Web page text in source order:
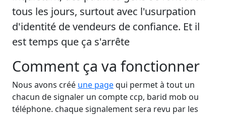
tous les jours, surtout avec l'usurpation
d'identité de vendeurs de confiance. Et il
est temps que ça s'arrête
Comment ça va fonctionner
Nous avons créé une pagequi permet à tout un
chacun de signaler un compte ccp, barid mob ou
téléphone. chaque signalement sera revu par les